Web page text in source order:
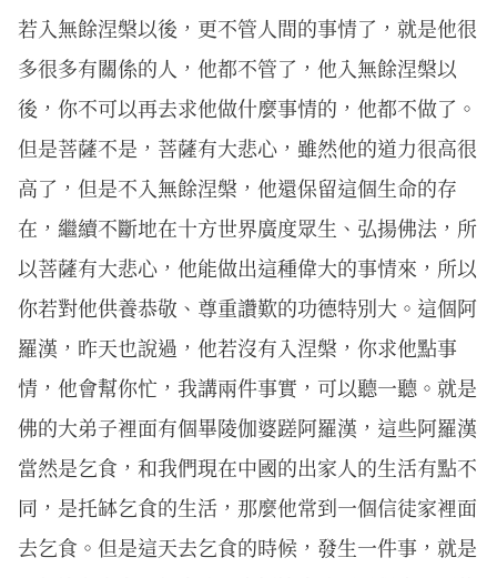
若入無餘涅槃以後，更不管人間的事情了，就是他很
多很多有關係的人，他都不管了，他入無餘涅槃以
後，你不可以再去求他做什麼事情的，他都不做了。
但是菩薩不是，菩薩有大悲心，雖然他的道力很高很
高了，但是不入無餘涅槃，他還保留這個生命的存
在，繼續不斷地在十方世界廣度眾生、弘揚佛法，所
以菩薩有大悲心，他能做出這種偉大的事情來，所以
你若對他供養恭敬、尊重讚歎的功德特別大。這個阿
羅漢，昨天也說過，他若沒有入涅槃，你求他點事
情，他會幫你忙，我講兩件事實，可以聽一聽。就是
佛的大弟子裡面有個畢陵伽婆蹉阿羅漢，這些阿羅漢
當然是乞食，和我們現在中國的出家人的生活有點不
同，是托缽乞食的生活，那麼他常到一個信徒家裡面
去乞食。但是這天去乞食的時候，發生一件事，就是